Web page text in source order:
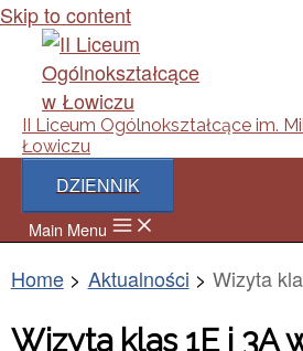
Skip to content
II Liceum Ogólnokształcące im.
Łowiczu
DZIENNIK
Main Menu
Home Aktualności Wizyta
Wizyta klas 1E i 3A